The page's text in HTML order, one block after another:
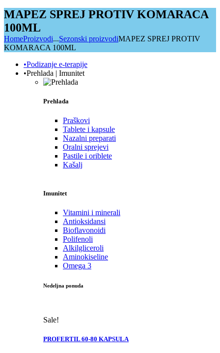
MAPEZ SPREJ PROTIV KOMARACA
100ML
HomeProizvodi...Sezonski proizvodiMAPEZ SPREJ PROTIV
KOMARACA 100ML
•Podizanje e-terapije
•Prehlada | Imunitet
Prehlada
Praškovi
Tablete i kapsule
Nazalni preparati
Oralni sprejevi
Pastile i oriblete
Kašalj
Imunitet
Vitamini i minerali
Antioksidansi
Bioflavonoidi
Polifenoli
Alkilgliceroli
Aminokiseline
Omega 3
Nedeljna ponuda
Sale!
PROFERTIL 60-80 KAPSULA